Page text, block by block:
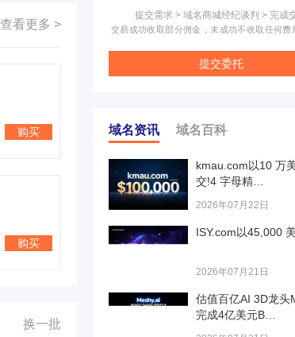
查看更多 >
购买
购买
换一批
提交需求 > 域名商城经纪谈判 > 完成
交易成功收取部分佣金，未成功不收取任何费
提交委托
域名资讯 域名百科
kmau.com以10 万
交!4 字母精…
2026年07月22日
ISY.com以45,000
2026年07月21日
估值百亿AI 3D龙头
完成4亿美元B…